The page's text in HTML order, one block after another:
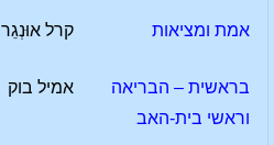
אמת ומציאות קרל אוּנְגֵר
בראשית – הבריאה
וראשי בית-האב
אמיל בוק